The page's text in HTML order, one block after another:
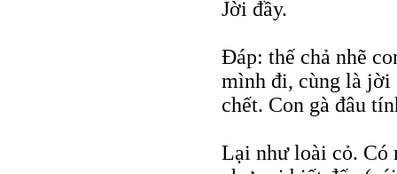
Jời đầy.
Đáp: thế chả nhẽ
mình đi, cùng là jời
chết. Con gà đâu
Lại như loài cỏ. Có